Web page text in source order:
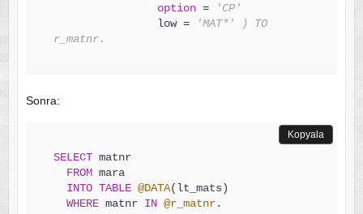
option =
'CP'
                low =
'MAT*' ) TO
r_matnr.
Sonra:
SELECT matnr
FROM mara
INTO TABLE @DATA(lt_mats)
WHERE matnr IN @r_matnr.
Kopyala